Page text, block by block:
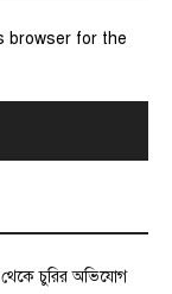
browser for the
চুরির অভিযোগ